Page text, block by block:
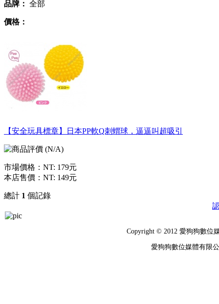
品牌： 全部
價格：
【安全玩具標章】日本PP軟Q刺蝟球，逼逼叫超吸引
市場價格： NT: 179元
本店售價： NT: 149元
總計 1 個記錄
Copyright © 2012 愛狗狗數位
愛狗狗數位媒體有限